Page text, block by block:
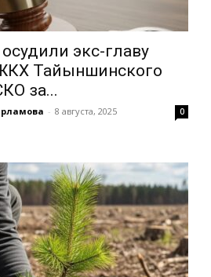
экс-главу
Тайыншинского
за...
- 8 августа, 2025 0